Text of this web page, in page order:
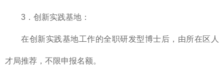
3．创新实践基地：
在创新实践基地工作的全职研发型博士后，由所在区人
才局推荐，不限申报名额。